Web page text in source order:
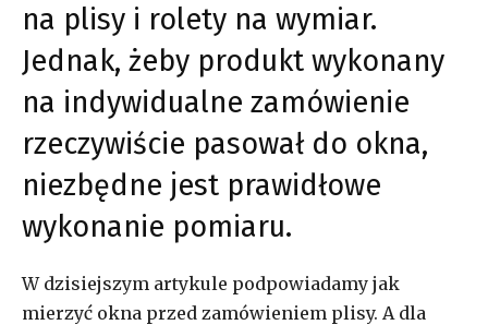
na plisy i rolety na wymiar.
Jednak, żeby produkt wykonany
na indywidualne zamówienie
rzeczywiście pasował do okna,
niezbędne jest prawidłowe
wykonanie pomiaru.
W dzisiejszym artykule podpowiadamy jak
mierzyć okna przed zamówieniem plisy. A dla